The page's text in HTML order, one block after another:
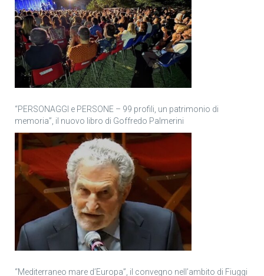
“PERSONAGGI e PERSONE – 99 profili, un patrimonio di
memoria”, il nuovo libro di Goffredo Palmerini
“Mediterraneo mare d’Europa”, il convegno nell’ambito di Fiuggi